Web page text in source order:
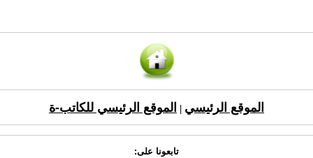
الموقع الرئيسي الموقع الرئيسي للكاتب-ة
تابعونا على: